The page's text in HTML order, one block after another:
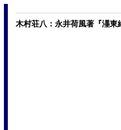
木村荘八：永井荷風著『濹東